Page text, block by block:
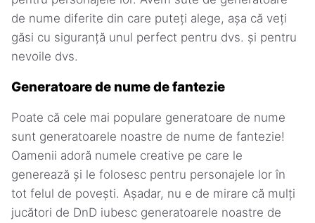
de nume diferite din care puteți alege, așa că veți
găsi cu siguranță unul perfect pentru dvs. și pentru
nevoile dvs.
Generatoare de nume de fantezie
Poate că cele mai populare generatoare de nume
sunt generatoarele noastre de nume de fantezie!
Oamenii adoră numele creative pe care le
generează și le folosesc pentru personajele lor în
tot felul de povești. Așadar, nu e de mirare că mulți
jucători de DnD iubesc generatoarele noastre de